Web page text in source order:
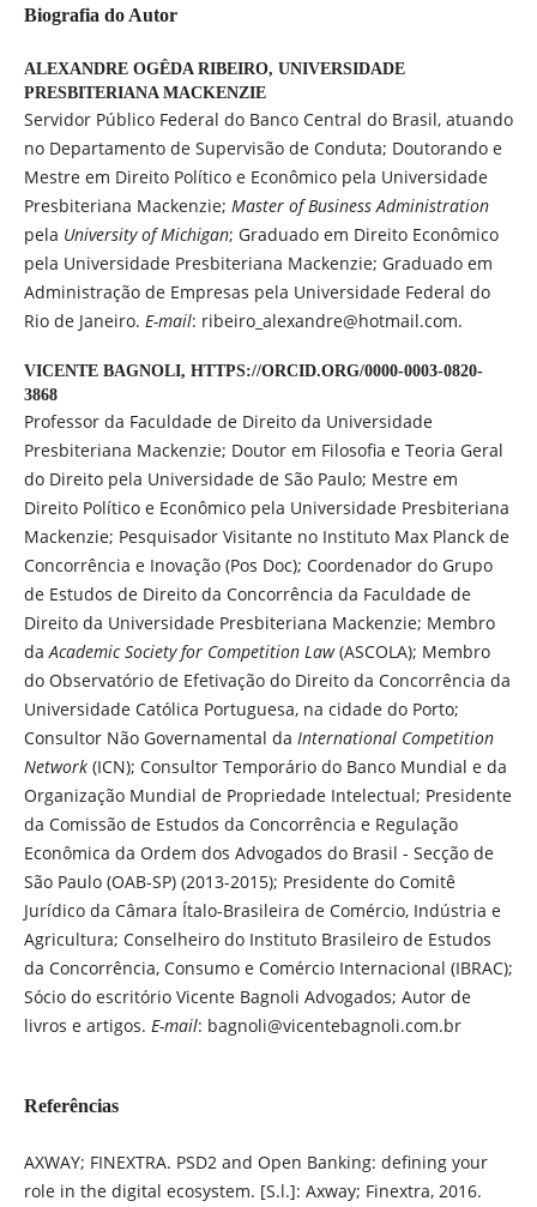
Biografia do Autor
ALEXANDRE OGÊDA RIBEIRO, UNIVERSIDADE
PRESBITERIANA MACKENZIE
Servidor Público Federal do Banco Central do Brasil, atuando
no Departamento de Supervisão de Conduta; Doutorando e
Mestre em Direito Político e Econômico pela Universidade
Presbiteriana Mackenzie; Master of Business Administration
pela University of Michigan; Graduado em Direito Econômico
pela Universidade Presbiteriana Mackenzie; Graduado em
Administração de Empresas pela Universidade Federal do
Rio de Janeiro. E-mail: ribeiro_alexandre@hotmail.com.
VICENTE BAGNOLI, HTTPS://ORCID.ORG/0000-0003-0820-
3868
Professor da Faculdade de Direito da Universidade
Presbiteriana Mackenzie; Doutor em Filosofia e Teoria Geral
do Direito pela Universidade de São Paulo; Mestre em
Direito Político e Econômico pela Universidade Presbiteriana
Mackenzie; Pesquisador Visitante no Instituto Max Planck de
Concorrência e Inovação (Pos Doc); Coordenador do Grupo
de Estudos de Direito da Concorrência da Faculdade de
Direito da Universidade Presbiteriana Mackenzie; Membro
daAcademic Society for Competition Law(ASCOLA); Membro
do Observatório de Efetivação do Direito da Concorrência da
Universidade Católica Portuguesa, na cidade do Porto;
Consultor Não Governamental da International Competition
Network(ICN); Consultor Temporário do Banco Mundial e da
Organização Mundial de Propriedade Intelectual; Presidente
da Comissão de Estudos da Concorrência e Regulação
Econômica da Ordem dos Advogados do Brasil - Secção de
São Paulo (OAB-SP) (2013-2015); Presidente do Comitê
Jurídico da Câmara Ítalo-Brasileira de Comércio, Indústria e
Agricultura; Conselheiro do Instituto Brasileiro de Estudos
da Concorrência, Consumo e Comércio Internacional (IBRAC);
Sócio do escritório Vicente Bagnoli Advogados; Autor de
livros e artigos. E-mail: bagnoli@vicentebagnoli.com.br
Referências
AXWAY; FINEXTRA. PSD2 and Open Banking: defining your
role in the digital ecosystem. [S.l.]: Axway; Finextra, 2016.